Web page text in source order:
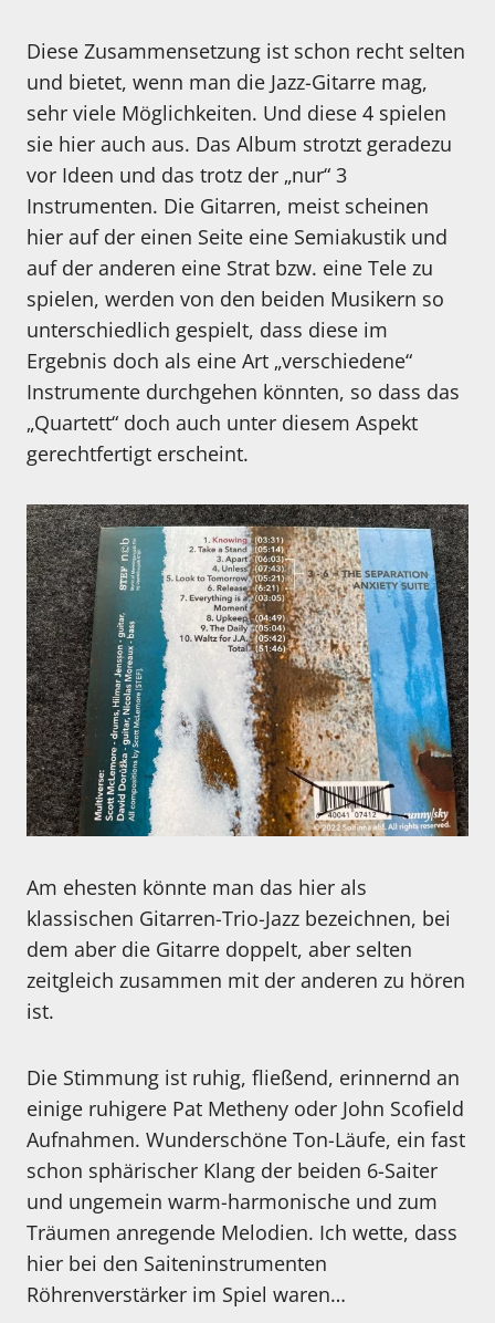
Diese Zusammensetzung ist schon recht selten
und bietet, wenn man die Jazz-Gitarre mag,
sehr viele Möglichkeiten. Und diese 4 spielen
sie hier auch aus. Das Album strotzt geradezu
vor Ideen und das trotz der „nur“ 3
Instrumenten. Die Gitarren, meist scheinen
hier auf der einen Seite eine Semiakustik und
auf der anderen eine Strat bzw. eine Tele zu
spielen, werden von den beiden Musikern so
unterschiedlich gespielt, dass diese im
Ergebnis doch als eine Art „verschiedene“
Instrumente durchgehen könnten, so dass das
„Quartett“ doch auch unter diesem Aspekt
gerechtfertigt erscheint.
Am ehesten könnte man das hier als
klassischen Gitarren-Trio-Jazz bezeichnen, bei
dem aber die Gitarre doppelt, aber selten
zeitgleich zusammen mit der anderen zu hören
ist.
Die Stimmung ist ruhig, fließend, erinnernd an
einige ruhigere Pat Metheny oder John Scofield
Aufnahmen. Wunderschöne Ton-Läufe, ein fast
schon sphärischer Klang der beiden 6-Saiter
und ungemein warm-harmonische und zum
Träumen anregende Melodien. Ich wette, dass
hier bei den Saiteninstrumenten
Röhrenverstärker im Spiel waren…